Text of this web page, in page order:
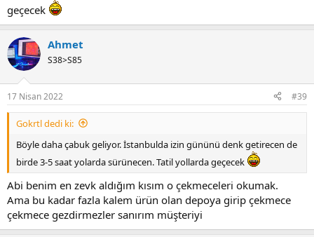
geçecek
Ahmet
S38>S85
17 Nisan 2022 #39
Gokrtl dedi ki:
Böyle daha çabuk geliyor. İstanbulda izin gününü denk getirecen de
birde 3-5 saat yolarda sürünecen. Tatil yollarda geçecek
Abi benim en zevk aldığım kısım o çekmeceleri okumak.
Ama bu kadar fazla kalem ürün olan depoya girip çekmece
çekmece gezdirmezler sanırım müşteriyi